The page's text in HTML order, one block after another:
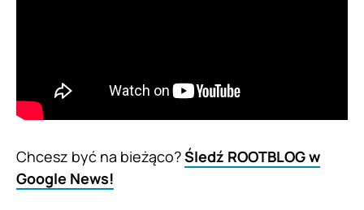
Chcesz być na bieżąco?Śledź ROOTBLOG w
Google News!